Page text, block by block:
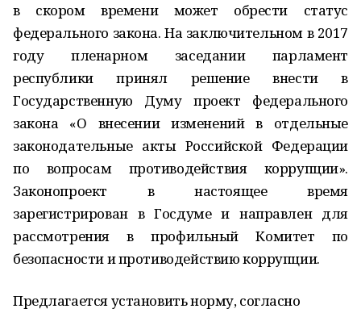
в скором времени может обрести статус
федерального закона. На заключительном в 2017
году пленарном заседании парламент
республики принял решение внести в
Государственную Думу проект федерального
закона «О внесении изменений в отдельные
законодательные акты Российской Федерации
по вопросам противодействия коррупции».
Законопроект в настоящее время
зарегистрирован в Госдуме и направлен для
рассмотрения в профильный Комитет по
безопасности и противодействию коррупции.
Предлагается установить норму, согласно